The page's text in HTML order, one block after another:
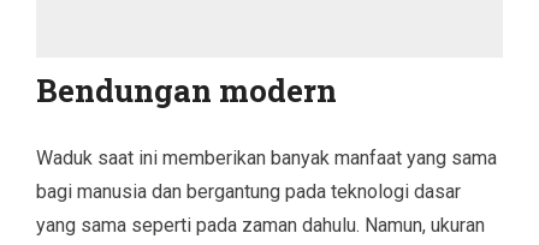
Bendungan modern
Waduk saat ini memberikan banyak manfaat yang sama
bagi manusia dan bergantung pada teknologi dasar
yang sama seperti pada zaman dahulu. Namun, ukuran